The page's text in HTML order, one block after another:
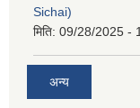
Sichai)
मिति: 09/28/2025 -
अन्य